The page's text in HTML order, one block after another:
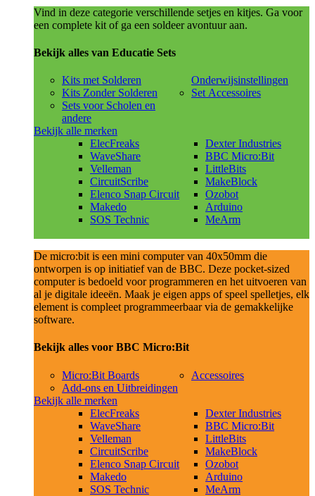
Vind in deze categorie verschillende setjes en kitjes. Ga voor
een complete kit of ga een soldeer avontuur aan.
Bekijk alles van Educatie Sets
Kits met Solderen
Kits Zonder Solderen
Sets voor Scholen en
andere
Onderwijsinstellingen
Set Accessoires
Bekijk alle merken
ElecFreaks
WaveShare
Velleman
CircuitScribe
Elenco Snap Circuit
Makedo
SOS Technic
Dexter Industries
BBC Micro:Bit
LittleBits
MakeBlock
Ozobot
Arduino
MeArm
De micro:bit is een mini computer van 40x50mm die
ontworpen is op initiatief van de BBC. Deze pocket-sized
computer is bedoeld voor programmeren en het uitvoeren van
al je digitale ideeën. Maak je eigen apps of speel spelletjes, elk
element is compleet programmeerbaar via de gemakkelijke
software.
Bekijk alles voor BBC Micro:Bit
Micro:Bit Boards
Add-ons en Uitbreidingen
Accessoires
Bekijk alle merken
ElecFreaks
WaveShare
Velleman
CircuitScribe
Elenco Snap Circuit
Makedo
SOS Technic
Dexter Industries
BBC Micro:Bit
LittleBits
MakeBlock
Ozobot
Arduino
MeArm